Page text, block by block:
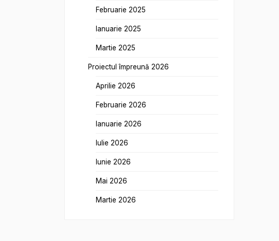
Februarie 2025
Ianuarie 2025
Martie 2025
Proiectul împreună 2026
Aprilie 2026
Februarie 2026
Ianuarie 2026
Iulie 2026
Iunie 2026
Mai 2026
Martie 2026